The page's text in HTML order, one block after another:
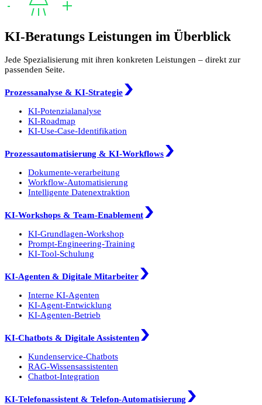
KI-Beratungs Leistungen im Überblick
Jede Spezialisierung mit ihren konkreten Leistungen – direkt zur
passenden Seite.
Prozessanalyse & KI-Strategie
KI-Potenzialanalyse
KI-Roadmap
KI-Use-Case-Identifikation
Prozessautomatisierung & KI-Workflows
Dokumente-verarbeitung
Workflow-Automatisierung
Intelligente Datenextraktion
KI-Workshops & Team-Enablement
KI-Grundlagen-Workshop
Prompt-Engineering-Training
KI-Tool-Schulung
KI-Agenten & Digitale Mitarbeiter
Interne KI-Agenten
KI-Agent-Entwicklung
KI-Agenten-Betrieb
KI-Chatbots & Digitale Assistenten
Kundenservice-Chatbots
RAG-Wissensassistenten
Chatbot-Integration
KI-Telefonassistent & Telefon-Automatisierung